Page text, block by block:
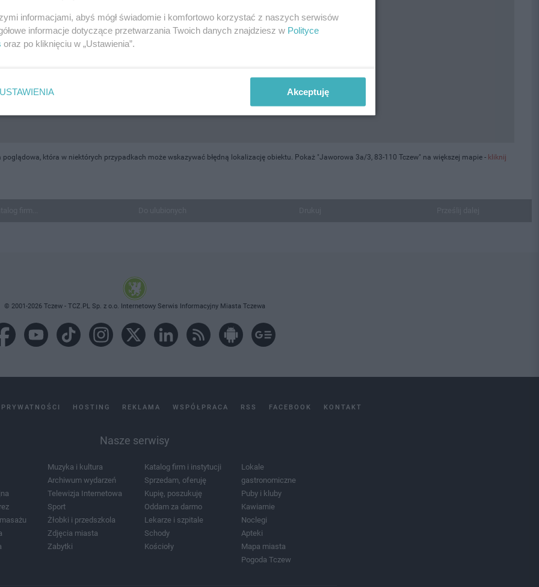
poglądowa, która w niektórych przypadkach może wskazywać błędną lokalizację obiektu. Pokaż "Jaworowa 3a/3, 83-110 Tczew" na większej mapie - kliknij
© 2001-2026 Tczew - TCZ.PL Sp. z o.o. Internetowy Serwis Informacyjny Miasta Tczewa
HOSTING REKLAMA WSPÓŁPRACA RSS FACEBOOK KONTAKT
Nasze serwisy
Muzyka i kultura
Archiwum wydarzeń
Telewizja Internetowa
Sport
Żłobki i przedszkola
Zdjęcia miasta
Zabytki
Katalog firm i instytucji
Sprzedam, oferuję
Kupię, poszukuję
Oddam za darmo
Lekarze i szpitale
Schody
Kościoły
Lokale
gastronomiczne
Puby i kluby
Kawiarnie
Noclegi
Apteki
Mapa miasta
Pogoda Tczew
informacjami, abyś mógł świadomie i komfortowo korzystać z naszych serwisów
informacje dotyczące przetwarzania Twoich danych znajdziesz w Polityce
oraz po kliknięciu w „Ustawienia”.
USTAWIENIA Akceptuję